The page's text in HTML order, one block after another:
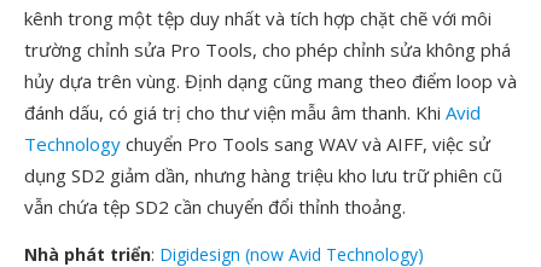
kênh trong một tệp duy nhất và tích hợp chặt chẽ với môi
trường chỉnh sửa Pro Tools, cho phép chỉnh sửa không phá
hủy dựa trên vùng. Định dạng cũng mang theo điểm loop và
đánh dấu, có giá trị cho thư viện mẫu âm thanh. Khi Avid
Technology chuyển Pro Tools sang WAV và AIFF, việc sử
dụng SD2 giảm dần, nhưng hàng triệu kho lưu trữ phiên cũ
vẫn chứa tệp SD2 cần chuyển đổi thỉnh thoảng.
Nhà phát triển: Digidesign (now Avid Technology)